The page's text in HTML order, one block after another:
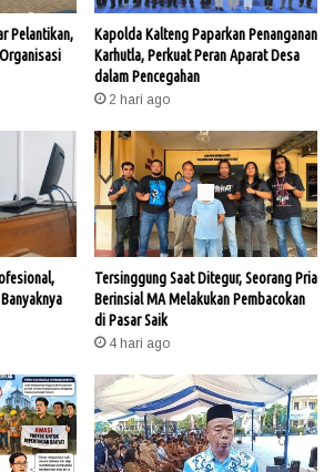
Pelantikan,
Kapolda Kalteng Paparkan Penanganan
Karhutla, Perkuat Peran Aparat Desa
dalam Pencegahan
2 hari ago
Tersinggung Saat Ditegur, Seorang Pria
Berinsial MA Melakukan Pembacokan
di Pasar Saik
4 hari ago